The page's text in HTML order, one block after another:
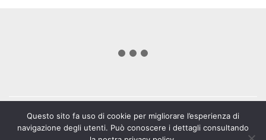
Questo sito fa uso di cookie per migliorare l’esperienza di
navigazione degli utenti. Può conoscere i dettagli consultando